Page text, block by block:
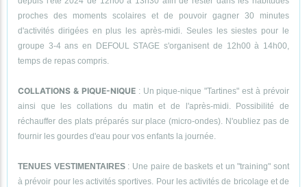
proches des moments scolaires et de pouvoir gagner 30 minutes
d'activités dirigées en plus les après-midi. Seules les siestes pour le
groupe 3-4 ans en DEFOUL STAGE s'organisent de 12h00 à 14h00,
temps de repas compris.
COLLATIONS & PIQUE-NIQUE: Un pique-nique "Tartines" est à prévoir
ainsi que les collations du matin et de l'après-midi. Possibilité de
réchauffer des plats préparés sur place (micro-ondes). N'oubliez pas de
fournir les gourdes d'eau pour vos enfants la journée.
TENUES VESTIMENTAIRES: Une paire de baskets et un "training" sont
à prévoir pour les activités sportives. Pour les activités de bricolage et de